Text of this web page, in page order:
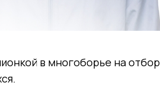
в многоборье на